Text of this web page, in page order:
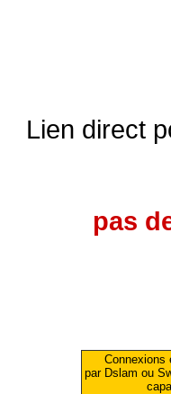
Lien direct
pas
Connexions
par Dslam ou